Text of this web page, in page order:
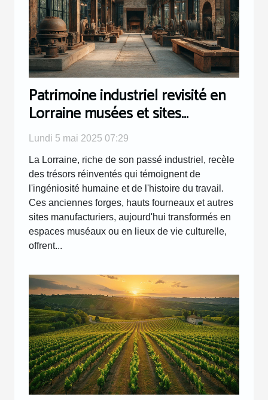
Patrimoine industriel revisité en
Lorraine musées et sites
transformés à visiter pour une
expérience unique
Lundi 5 mai 2025 07:29
La Lorraine, riche de son passé industriel, recèle
des trésors réinventés qui témoignent de
l'ingéniosité humaine et de l'histoire du travail.
Ces anciennes forges, hauts fourneaux et autres
sites manufacturiers, aujourd'hui transformés en
espaces muséaux ou en lieux de vie culturelle,
offrent...